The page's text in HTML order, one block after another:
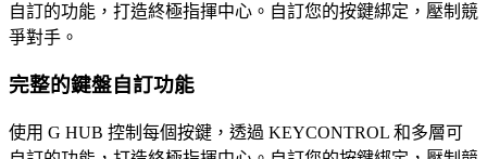
自訂的功能，打造終極指揮中心。自訂您的按鍵綁定，壓制競
爭對手。
完整的鍵盤自訂功能
使用 G HUB 控制每個按鍵，透過 KEYCONTROL 和多層可